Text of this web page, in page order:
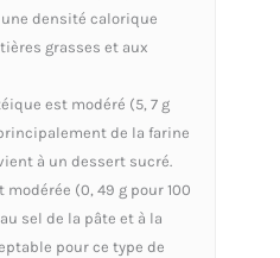
densité calorique
grasses et aux
est modéré (5, 7 g
de la farine
à un dessert sucré.
modérée (0, 49 g pour 100
sel de la pâte et à la
pour ce type de